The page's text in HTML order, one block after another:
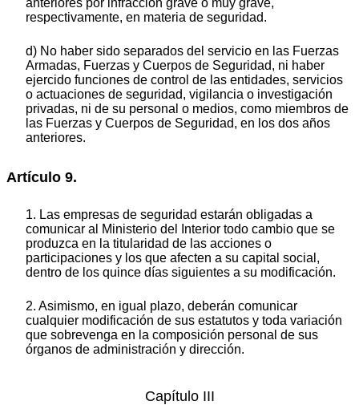
respectivamente, en materia de seguridad.
d) No haber sido separados del servicio en las Fuerzas
Armadas, Fuerzas y Cuerpos de Seguridad, ni haber
ejercido funciones de control de las entidades, servicios
o actuaciones de seguridad, vigilancia o investigación
privadas, ni de su personal o medios, como miembros de
las Fuerzas y Cuerpos de Seguridad, en los dos años
anteriores.
Artículo 9.
1. Las empresas de seguridad estarán obligadas a
comunicar al Ministerio del Interior todo cambio que se
produzca en la titularidad de las acciones o
participaciones y los que afecten a su capital social,
dentro de los quince días siguientes a su modificación.
2. Asimismo, en igual plazo, deberán comunicar
cualquier modificación de sus estatutos y toda variación
que sobrevenga en la composición personal de sus
órganos de administración y dirección.
Capítulo III